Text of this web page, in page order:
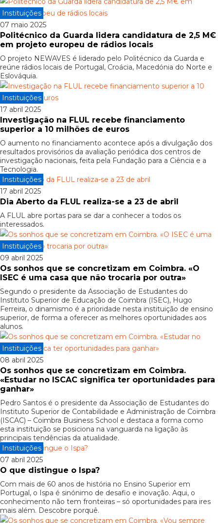
Instituições
07 maio 2025
Politécnico da Guarda lidera candidatura de 2,5 M€
em projeto europeu de rádios locais
O projeto NEWAVES é liderado pelo Politécnico da Guarda e
reúne rádios locais de Portugal, Croácia, Macedónia do Norte e
Eslováquia.
Instituições
17 abril 2025
Investigação na FLUL recebe financiamento
superior a 10 milhões de euros
O aumento no financiamento acontece após a divulgação dos
resultados provisórios da avaliação periódica dos centros de
investigação nacionais, feita pela Fundação para a Ciência e a
Tecnologia.
Instituições
17 abril 2025
Dia Aberto da FLUL realiza-se a 23 de abril
A FLUL abre portas para se dar a conhecer a todos os
interessados.
Instituições
09 abril 2025
Os sonhos que se concretizam em Coimbra. «O
ISEC é uma casa que não trocaria por outra»
Segundo o presidente da Associação de Estudantes do
Instituto Superior de Educação de Coimbra (ISEC), Hugo
Ferreira, o dinamismo é a prioridade nesta instituição de ensino
superior, de forma a oferecer as melhores oportunidades aos
alunos.
Instituições
08 abril 2025
Os sonhos que se concretizam em Coimbra.
«Estudar no ISCAC significa ter oportunidades para
ganhar»
Pedro Santos é o presidente da Associação de Estudantes do
Instituto Superior de Contabilidade e Administração de Coimbra
(ISCAC) – Coimbra Business School e destaca a forma como
esta instituição se posiciona na vanguarda na ligação às
principais tendências da atualidade.
Instituições
07 abril 2025
O que distingue o Ispa?
Com mais de 60 anos de história no Ensino Superior em
Portugal, o Ispa é sinónimo de desafio e inovação. Aqui, o
conhecimento não tem fronteiras – só oportunidades para ires
mais além. Descobre porquê.